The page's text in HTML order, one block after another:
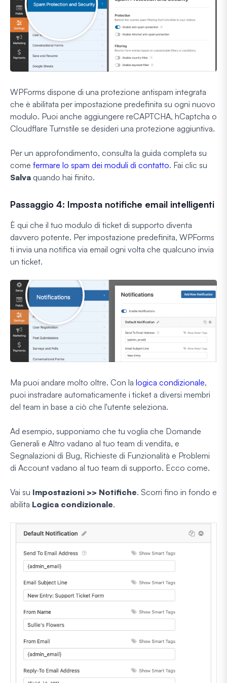
WPForms dispone di una protezione antispam integrata
che è abilitata per impostazione predefinita su ogni nuovo
modulo. Puoi anche aggiungere reCAPTCHA, hCaptcha o
Cloudflare Turnstile se desideri una protezione aggiuntiva.
Per un approfondimento, consulta la guida completa su
come fermare lo spam dei moduli di contatto. Fai clic su
Salva quando hai finito.
Passaggio 4: Imposta notifiche email intelligenti
È qui che il tuo modulo di ticket di supporto diventa
davvero potente. Per impostazione predefinita, WPForms
ti invia una notifica via email ogni volta che qualcuno invia
un ticket.
Ma puoi andare molto oltre. Con la logica condizionale,
puoi instradare automaticamente i ticket a diversi membri
del team in base a ciò che l'utente seleziona.
Ad esempio, supponiamo che tu voglia che Domande
Generali e Altro vadano al tuo team di vendita, e
Segnalazioni di Bug, Richieste di Funzionalità e Problemi
di Account vadano al tuo team di supporto. Ecco come.
Vai su Impostazioni >> Notifiche. Scorri fino in fondo e
abilita Logica condizionale.